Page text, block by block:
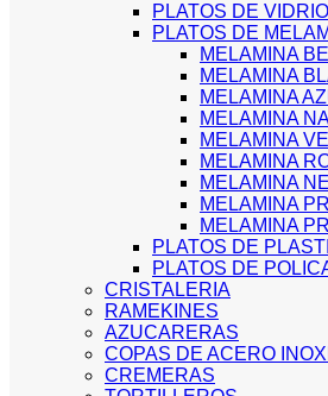
PLATOS DE
PLATOS DE
MELAMINA
MELAMINA
MELAMINA
MELAMINA
MELAMINA
MELAMINA
MELAMINA
MELAMINA
MELAMINA
PLATOS DE
PLATOS DE
CRISTALERIA
RAMEKINES
AZUCARERAS
COPAS DE ACERO
CREMERAS